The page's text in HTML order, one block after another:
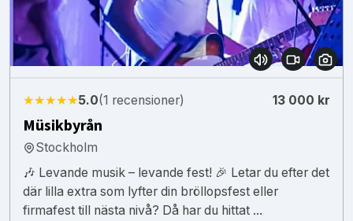
★★★★★5.0(1 recensioner) 13 000 kr
Müsikbyrån
Stockholm
🎶 Levande musik – levande fest! 🎉 Letar du efter det
där lilla extra som lyfter din bröllopsfest eller
firmafest till nästa nivå? Då har du hittat ...